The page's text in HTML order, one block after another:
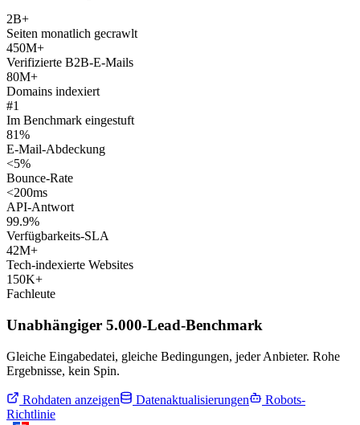
2B+
Seiten monatlich gecrawlt
450M+
Verifizierte B2B-E-Mails
80M+
Domains indexiert
#1
Im Benchmark eingestuft
81%
E-Mail-Abdeckung
<5%
Bounce-Rate
<200ms
API-Antwort
99.9%
Verfügbarkeits-SLA
42M+
Tech-indexierte Websites
150K+
Fachleute
Unabhängiger 5.000-Lead-Benchmark
Gleiche Eingabedatei, gleiche Bedingungen, jeder Anbieter. Rohe
Ergebnisse, kein Spin.
Rohdaten anzeigen Datenaktualisierungen
Robots-
Richtlinie